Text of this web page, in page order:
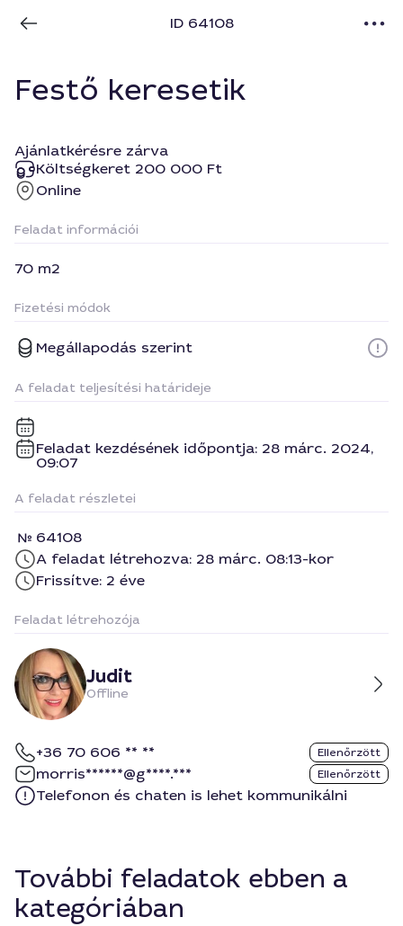
ID 64108
Festő keresetik
Ajánlatkérésre zárva
Költségkeret 200 000 Ft
Online
Feladat információi
70 m2
Fizetési módok
Megállapodás szerint
A feladat teljesítési határideje
Feladat kezdésének időpontja: 28 márc. 2024,
09:07
A feladat részletei
64108
A feladat létrehozva: 28 márc. 08:13-kor
Frissítve: 2 éve
Feladat létrehozója
Judit
Offline
+36 70 606 ** ** Ellenőrzött
morris******@g****.*** Ellenőrzött
Telefonon és chaten is lehet kommunikálni
További feladatok ebben a
kategóriában